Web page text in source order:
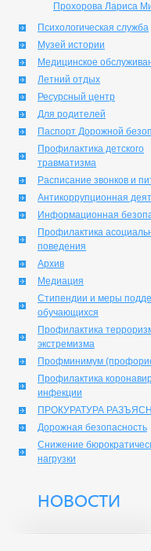
Прохорова Лариса
Психологическая служба
Музей истории
Медицинское
Летний отдых
Ресурсный центр
Для родителей
Паспорт Дорожной
Профилактика детского
травматизма
Расписание звонков и
Антикоррупционная
Информационная
Профилактика
поведения
Архив
Медиация
Стипендии и меры
обучающихся
Профилактика
экстремизма
Профминимум
Профилактика
инфекции
ПРОКУРАТУРА
Дорожная безопасность
Снижение
нагрузки
НОВОСТИ